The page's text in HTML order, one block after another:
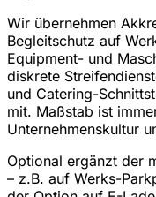
Wir übernehmen
Begleitschutz auf
Equipment- und
diskrete
und Catering-
mit. Maßstab ist
Unternehmenskultur
Optional ergänzt der
– z.B. auf Werks-